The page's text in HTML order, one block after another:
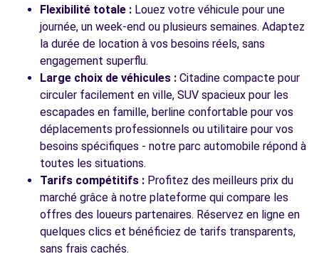
VANNES SENE, FR-56, 56860
Voir l'agence
Voir toutes les agences
Flexibilité totale : Louez votre véhicule pour une
journée, un week-end ou plusieurs semaines. Adaptez
la durée de location à vos besoins réels, sans
engagement superflu.
Large choix de véhicules : Citadine compacte pour
circuler facilement en ville, SUV spacieux pour les
escapades en famille, berline confortable pour vos
déplacements professionnels ou utilitaire pour vos
besoins spécifiques - notre parc automobile répond à
toutes les situations.
Tarifs compétitifs : Profitez des meilleurs prix du
marché grâce à notre plateforme qui compare les
offres des loueurs partenaires. Réservez en ligne en
quelques clics et bénéficiez de tarifs transparents,
sans frais cachés.